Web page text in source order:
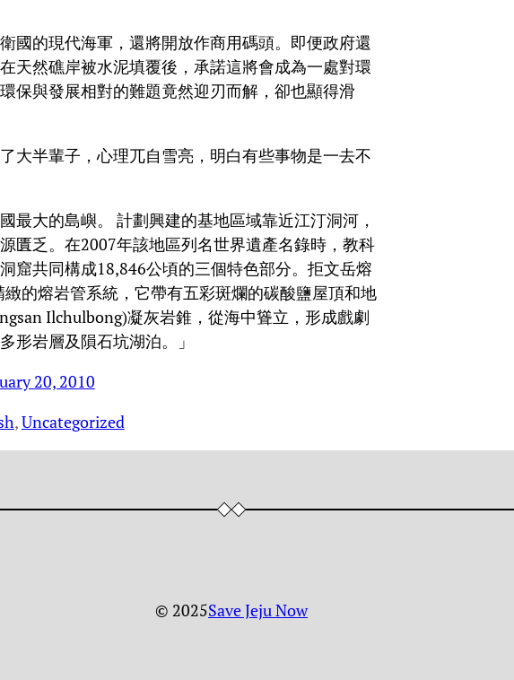
國的現代海軍，還將開放作商用碼頭。即便政府還
天然礁岸被水泥填覆後，承諾這將會成為一處對環
保與發展相對的難題竟然迎刃而解，卻也顯得滑
大半輩子，心理兀自雪亮，明白有些事物是一去不
最大的島嶼。 計劃興建的基地區域靠近江汀洞河，
匱乏。在2007年該地區列名世界遺產名錄時，教科
窟共同構成18,846公頃的三個特色部分。拒文岳熔
的熔岩管系統，它帶有五彩斑爛的碳酸鹽屋頂和地
Ilchulbong)凝灰岩錐，從海中聳立，形成戲劇
形岩層及隕石坑湖泊。」
20, 2010
, Uncategorized
© 2025Save Jeju Now